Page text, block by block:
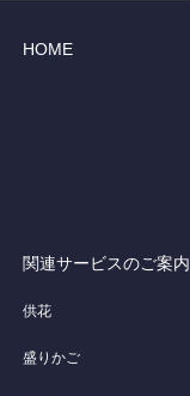
HOME
関連サービスのご案内
供花
盛りかご